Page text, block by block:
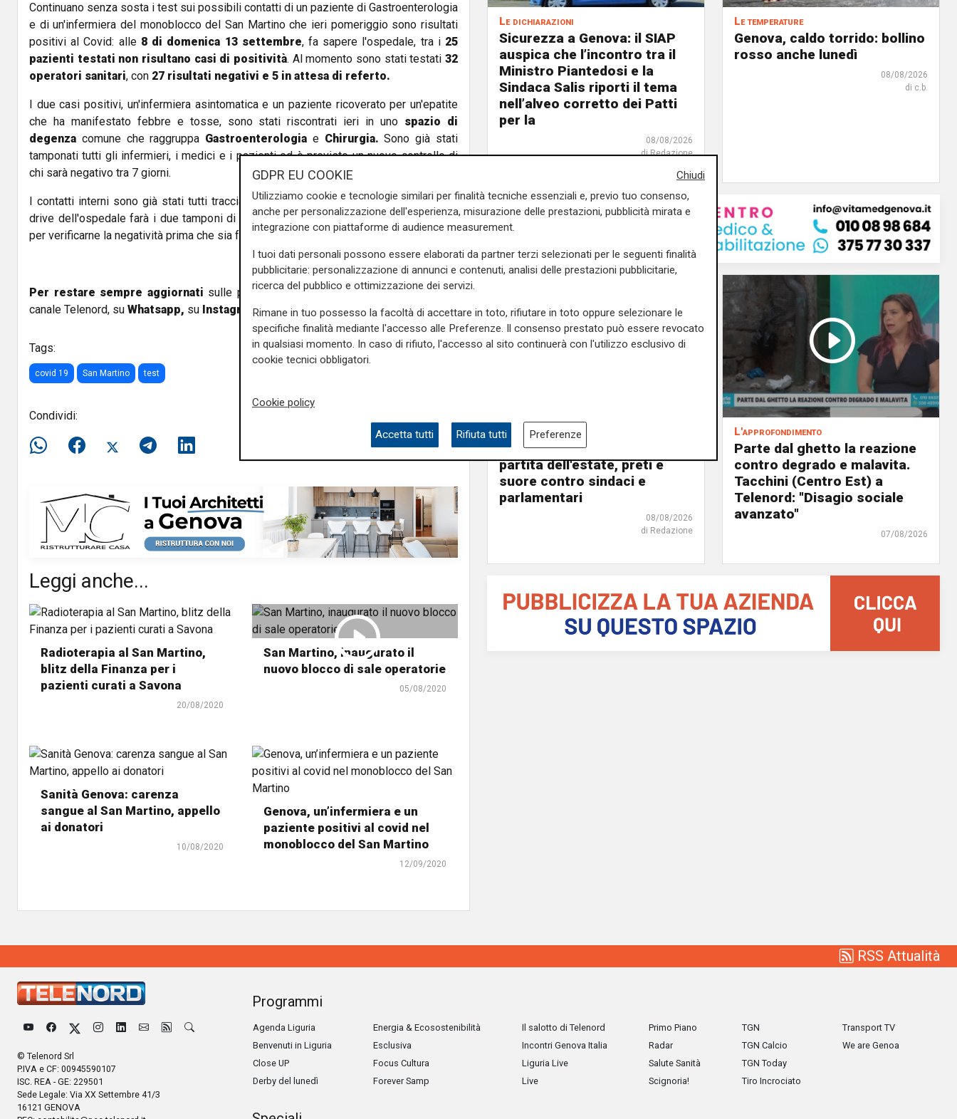
Continuano senza sosta i test sui possibili contatti di un paziente di Gastroenterologia
e di un'infermiera del monoblocco del San Martino che ieri pomeriggio sono risultati
positivi al Covid: alle 8 di domenica 13 settembre, fa sapere l'ospedale, tra i 25
pazienti testati non risultano casi di positività. Al momento sono stati testati 32
operatori sanitari, con 27 risultati negativi e 5 in attesa di referto.
I due casi positivi, un'infermiera asintomatica e un paziente ricoverato per un'epatite
che ha manifestato febbre e tosse, sono stati riscontrati ieri in uno spazio di
degenza comune che raggruppa Gastroenterologia e Chirurgia. Sono già stati
tamponati tutti gli infermieri, i medici e i pazienti ed è previsto un nuovo controllo di
chi sarà negativo tra 7 giorni.
I contatti interni sono già stati tutti tracciati e tamponati. Tra 14 giorni la postazione
drive dell'ospedale farà i due tamponi di controllo all'infermiera attualmente positiva
per verificarne la negatività prima che sia fatta rientrare al lavoro.
Per restare sempre aggiornati sulle principali notizie sulla Liguria seguiteci sul
canale Telenord, su Whatsapp, su Instagram,suYoutubee suFacebook.
Tags:
covid 19 San Martino test
Condividi:
Leggi anche...
Radioterapia al San Martino,
blitz della Finanza per i
pazienti curati a Savona
20/08/2020
San Martino, inaugurato il
nuovo blocco di sale operatorie
05/08/2020
Sanità Genova: carenza
sangue al San Martino, appello
ai donatori
10/08/2020
Genova, un’infermiera e un
paziente positivi al covid nel
monoblocco del San Martino
12/09/2020
Le dichiarazioni
Sicurezza a Genova: il SIAP
auspica che l’incontro tra il
Ministro Piantedosi e la
Sindaca Salis riporti il tema
nell’alveo corretto dei Patti
per la
08/08/2026
di Redazione
Le temperature
Genova, caldo torrido: bollino
rosso anche lunedì
08/08/2026
di c.b.
Il derby
Mignanego: il 28 agosto la
partita dell'estate, preti e
suore contro sindaci e
parlamentari
08/08/2026
di Redazione
L'approfondimento
Parte dal ghetto la reazione
contro degrado e malavita.
Tacchini (Centro Est) a
Telenord: "Disagio sociale
avanzato"
07/08/2026
RSS Attualità
© Telenord Srl
P.IVA e CF: 00945590107
ISC. REA - GE: 229501
Sede Legale: Via XX Settembre 41/3
16121 GENOVA
Programmi
Agenda Liguria
Benvenuti in Liguria
Close UP
Derby del lunedì
Energia & Ecosostenibilità
Esclusiva
Focus Cultura
Forever Samp
Il salotto di Telenord
Incontri Genova Italia
Liguria Live
Live
Primo Piano
Radar
Salute Sanità
Scignoria!
TGN
TGN Calcio
TGN Today
Tiro Incrociato
Transport TV
We are Genoa
Chiudi
GDPR EU COOKIE
Utilizziamo cookie e tecnologie similari per finalità tecniche essenziali e, previo tuo consenso,
anche per personalizzazione dell'esperienza, misurazione delle prestazioni, pubblicità mirata e
integrazione con piattaforme di audience measurement.
I tuoi dati personali possono essere elaborati da partner terzi selezionati per le seguenti finalità
pubblicitarie: personalizzazione di annunci e contenuti, analisi delle prestazioni pubblicitarie,
ricerca del pubblico e ottimizzazione dei servizi.
Rimane in tuo possesso la facoltà di accettare in toto, rifiutare in toto oppure selezionare le
specifiche finalità mediante l'accesso alle Preferenze. Il consenso prestato può essere revocato
in qualsiasi momento. In caso di rifiuto, l'accesso al sito continuerà con l'utilizzo esclusivo di
cookie tecnici obbligatori.
Cookie policy
Accetta tutti Rifiuta tutti Preferenze